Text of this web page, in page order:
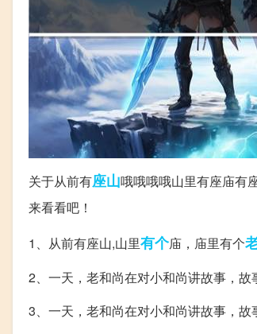
关于从前有座山哦哦哦哦山里有座庙有
来看看吧！
1、从前有座山,山里有个庙，庙里有个
2、一天，老和尚在对小和尚讲故事，故
3、一天，老和尚在对小和尚讲故事，故